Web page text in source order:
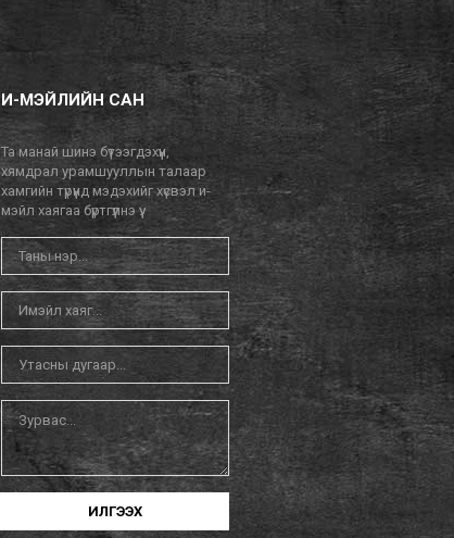
И-МЭЙЛИЙН САН
Та манай шинэ бүтээгдэхүүн,
хямдрал урамшууллын талаар
хамгийн түрүүнд мэдэхийг хүсвэл и-
мэйл хаягаа бүртгүүлнэ үү.
ИЛГЭЭХ